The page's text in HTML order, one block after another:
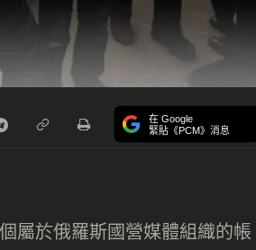
在 Google
緊貼《PCM》消息
屬於俄羅斯國營媒體組織的帳